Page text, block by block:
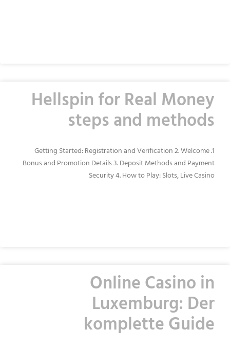
Hellspin for Real Money
steps and methods
1. Getting Started: Registration and Verification 2. Welcome
Bonus and Promotion Details 3. Deposit Methods and Payment
Security 4. How to Play: Slots, Live Casino
Online Casino in
Luxemburg: Der
komplette Guide